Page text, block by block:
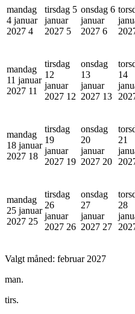
mandag
4 januar
2027 4
tirsdag 5
januar
2027 5
onsdag 6
januar
2027 6
mandag
11 januar
2027 11
tirsdag
12
januar
2027 12
onsdag
13
januar
2027 13
14
mandag
18 januar
2027 18
tirsdag
19
januar
2027 19
onsdag
20
januar
2027 20
21
mandag
25 januar
2027 25
tirsdag
26
januar
2027 26
onsdag
27
januar
2027 27
28
Valgt måned: februar 2027
man.
tirs.